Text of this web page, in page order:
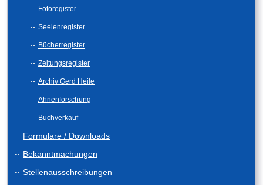
Fotoregister
Seelenregister
Bücherregister
Zeitungsregister
Archiv Gerd Heile
Ahnenforschung
Buchverkauf
Formulare / Downloads
Bekanntmachungen
Stellenausschreibungen